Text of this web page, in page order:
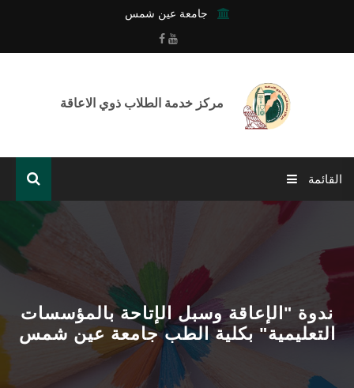
جامعة عين شمس
القائمة
خدمات المركز
أنشطة وفعاليات المركز
ندوة "الإعاقة وسبل الإتاحة بالمؤسسات
التعليمية" بكلية الطب جامعة عين شمس